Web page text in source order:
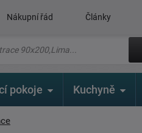
Nákupní řád Články
pokoje Kuchyně